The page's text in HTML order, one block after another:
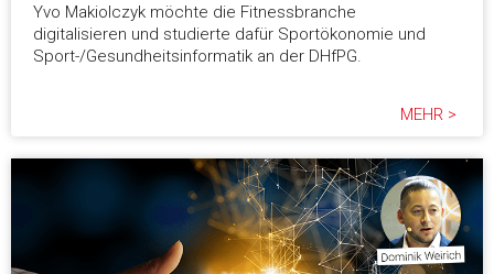
Yvo Makiolczyk möchte die Fitnessbranche
digitalisieren und studierte dafür Sportökonomie und
Sport-/Gesundheitsinformatik an der DHfPG.
MEHR >